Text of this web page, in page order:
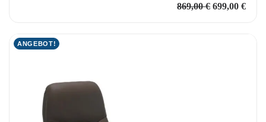
869,00€ 699,00 €
ANGEBOT!